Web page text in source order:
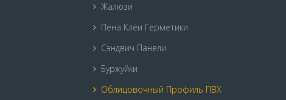
Жалюзи
Пена Клеи Герметики
Сэндвич Панели
Буржуйки
Облицовочный Профиль ПВХ